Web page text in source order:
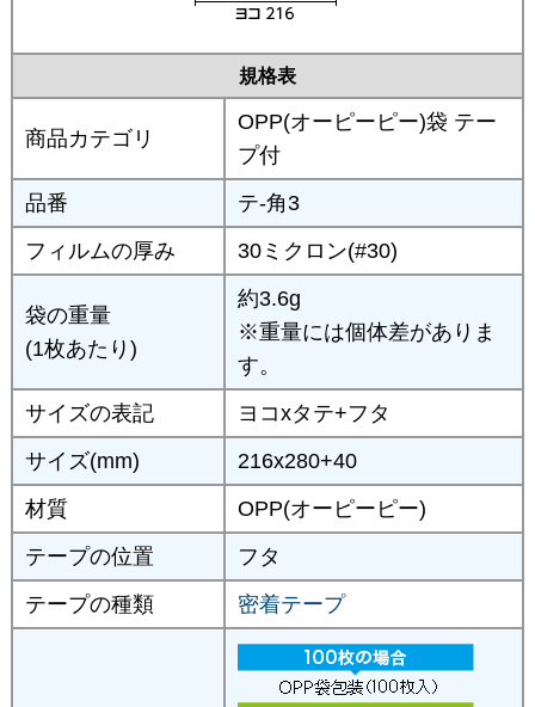
規格表
商品カテゴリ
OPP(オーピーピー)袋 テー
プ付
品番
テ-角3
フィルムの厚み
30ミクロン(#30)
袋の重量
(1枚あたり)
約3.6g
※重量には個体差がありま
す。
サイズの表記
ヨコxタテ+フタ
サイズ(mm)
216x280+40
材質
OPP(オーピーピー)
テープの位置
フタ
テープの種類
密着テープ